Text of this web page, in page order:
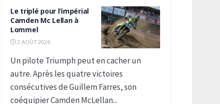
Le triplé pour l’impérial
Camden Mc Lellan à
Lommel
2 AOÛT 2026
Un pilote Triumph peut en cacher un
autre. Après les quatre victoires
consécutives de Guillem Farres, son
coéquipier Camden McLellan...